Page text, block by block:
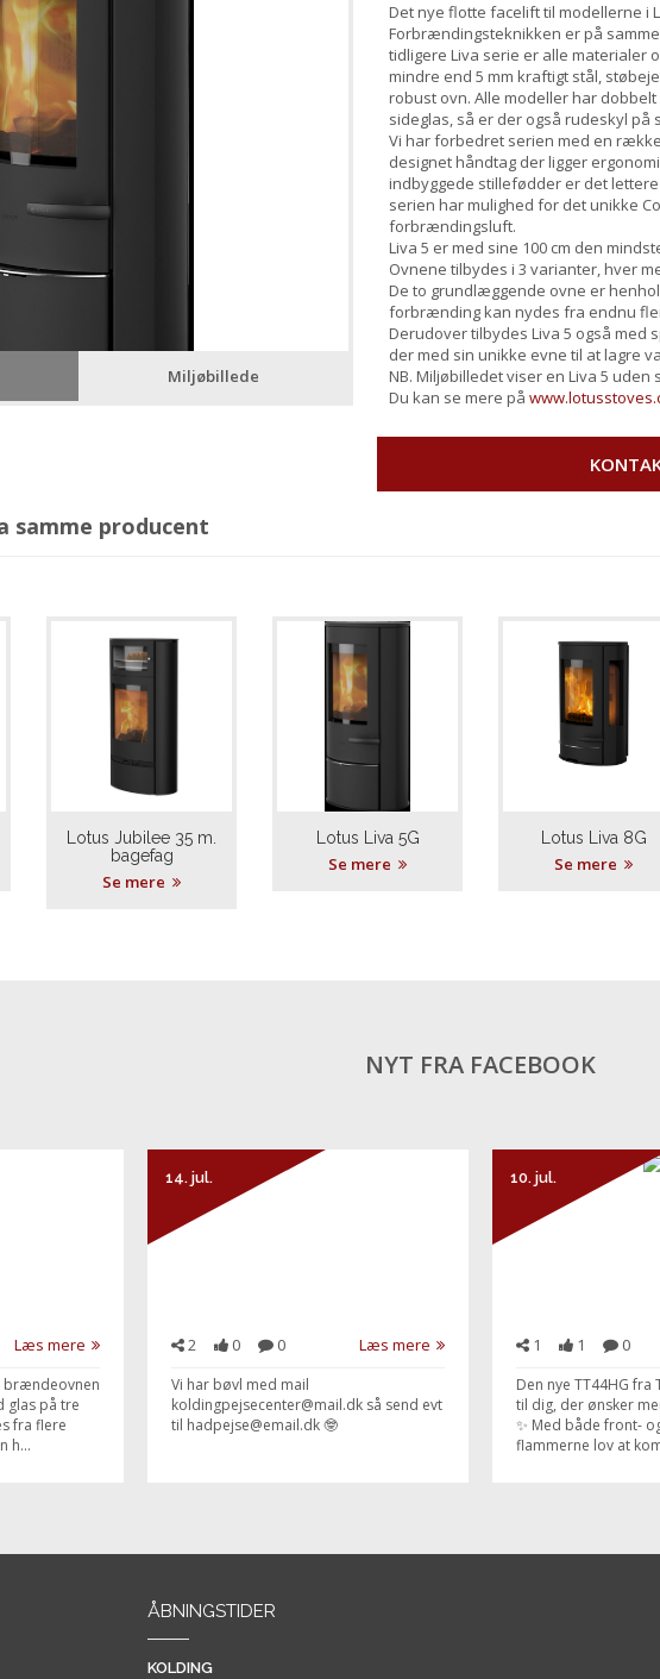
Miljøbillede
Det nye flotte facelift til modellerne i
Forbrændingsteknikken er på
tidligere Liva serie er alle materialer
mindre end 5 mm kraftigt stål,
robust ovn. Alle modeller har
sideglas, så er der også rudeskyl på
Vi har forbedret serien med en
designet håndtag der ligger
indbyggede stillefødder er det
serien har mulighed for det unikke
forbrændingsluft.
Liva 5 er med sine 100 cm den
Ovnene tilbydes i 3 varianter, hver
De to grundlæggende ovne er
forbrænding kan nydes fra endnu
Derudover tilbydes Liva 5 også
der med sin unikke evne til at lagre
NB. Miljøbilledet viser en Liva 5 uden
Du kan se mere på
samme producent
Lotus Jubilee 35 m.
bagefag
Se mere
Lotus Liva 5G
Se mere
Lotus Liva 8G
Se mere
NYT FRA FACEBOOK
Læs mere
brændeovnen
glas på tre
fra flere
h...
14. jul.
2 0 0 Læs mere
Vi har bøvl med mail
koldingpejsecenter@mail.dk så send evt
til hadpejse@email.dk 🤓
10. jul.
1 1 0
Den nye TT44HG
til dig, der ønsker
✨ Med både front-
flammerne lov at
ÅBNINGSTIDER
KOLDING